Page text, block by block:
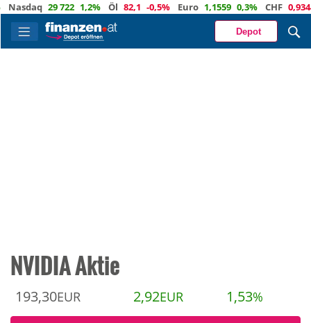
29 722 1,2% Öl 82,1 -0,5% Euro 1,1559 0,3% CHF 0,9344 -
Depot
NVIDIA Aktie
193,30EUR 2,92EUR 1,53%